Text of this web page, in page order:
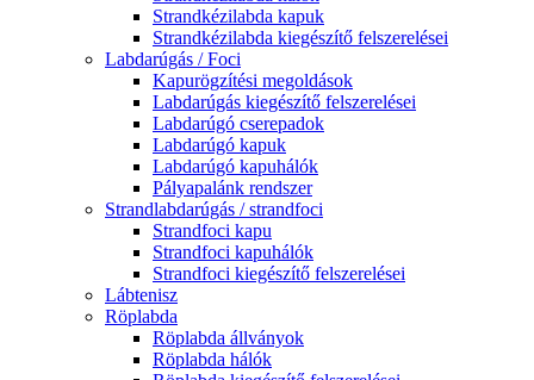
Strandkézilabda kapuk
Strandkézilabda kiegészítő felszerelései
Labdarúgás / Foci
Kapurögzítési megoldások
Labdarúgás kiegészítő felszerelései
Labdarúgó cserepadok
Labdarúgó kapuk
Labdarúgó kapuhálók
Pályapalánk rendszer
Strandlabdarúgás / strandfoci
Strandfoci kapu
Strandfoci kapuhálók
Strandfoci kiegészítő felszerelései
Lábtenisz
Röplabda
Röplabda állványok
Röplabda hálók